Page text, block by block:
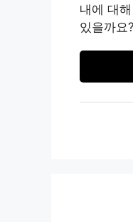
내에 대
있을까요